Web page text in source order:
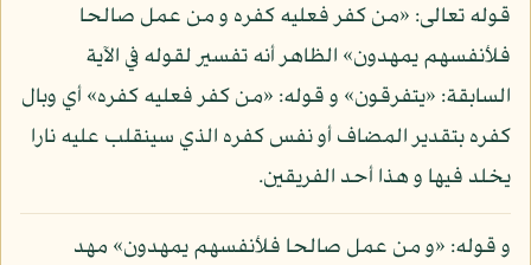
قوله تعالى: «من كفر فعليه كفره و من عمل صالحا
فلأنفسهم يمهدون» الظاهر أنه تفسير لقوله في الآية
السابقة: «يتفرقون» و قوله: «من كفر فعليه كفره» أي وبال
كفره بتقدير المضاف أو نفس كفره الذي سينقلب عليه نارا
يخلد فيها و هذا أحد الفريقين.
و قوله: «و من عمل صالحا فلأنفسهم يمهدون» مهد